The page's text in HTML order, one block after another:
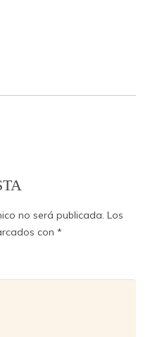
no será publicada. Los
con *